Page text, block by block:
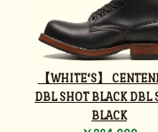
【WHITE‘S】
DBL SHOT BLACK DBL
BLACK